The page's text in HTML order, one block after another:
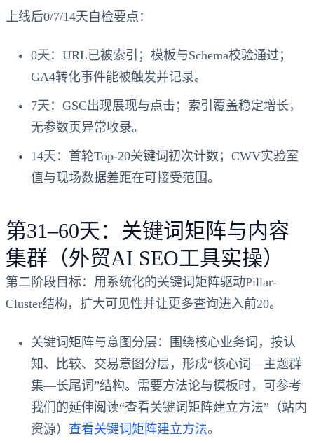
上线后0/7/14天自检要点：
0天：URL已被索引；模板与Schema校验通过；
GA4转化事件能被触发并记录。
7天：GSC出现展现与点击；索引覆盖稳定增长，
无参数页异常收录。
14天：首轮Top-20关键词初次计数；CWV实验室
值与现场数据差距在可接受范围。
第31–60天：关键词矩阵与内容
集群（外贸AI SEO工具实操）
第二阶段目标：用系统化的关键词矩阵驱动Pillar-
Cluster结构，扩大可见性并让更多查询进入前20。
关键词矩阵与意图分层：围绕核心业务词，按认
知、比较、交易意图分层，形成“核心词—主题群
集—长尾词”结构。需要方法论与模板时，可参考
我们的延伸阅读“查看关键词矩阵建立方法”（站内
资源） 查看关键词矩阵建立方法。